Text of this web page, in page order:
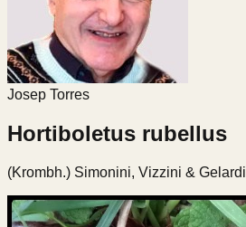
Josep Torres
Hortiboletus rubellus
(Krombh.) Simonini, Vizzini & Gelardi